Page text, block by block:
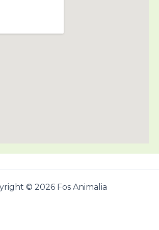
© 2026 Fos Animalia